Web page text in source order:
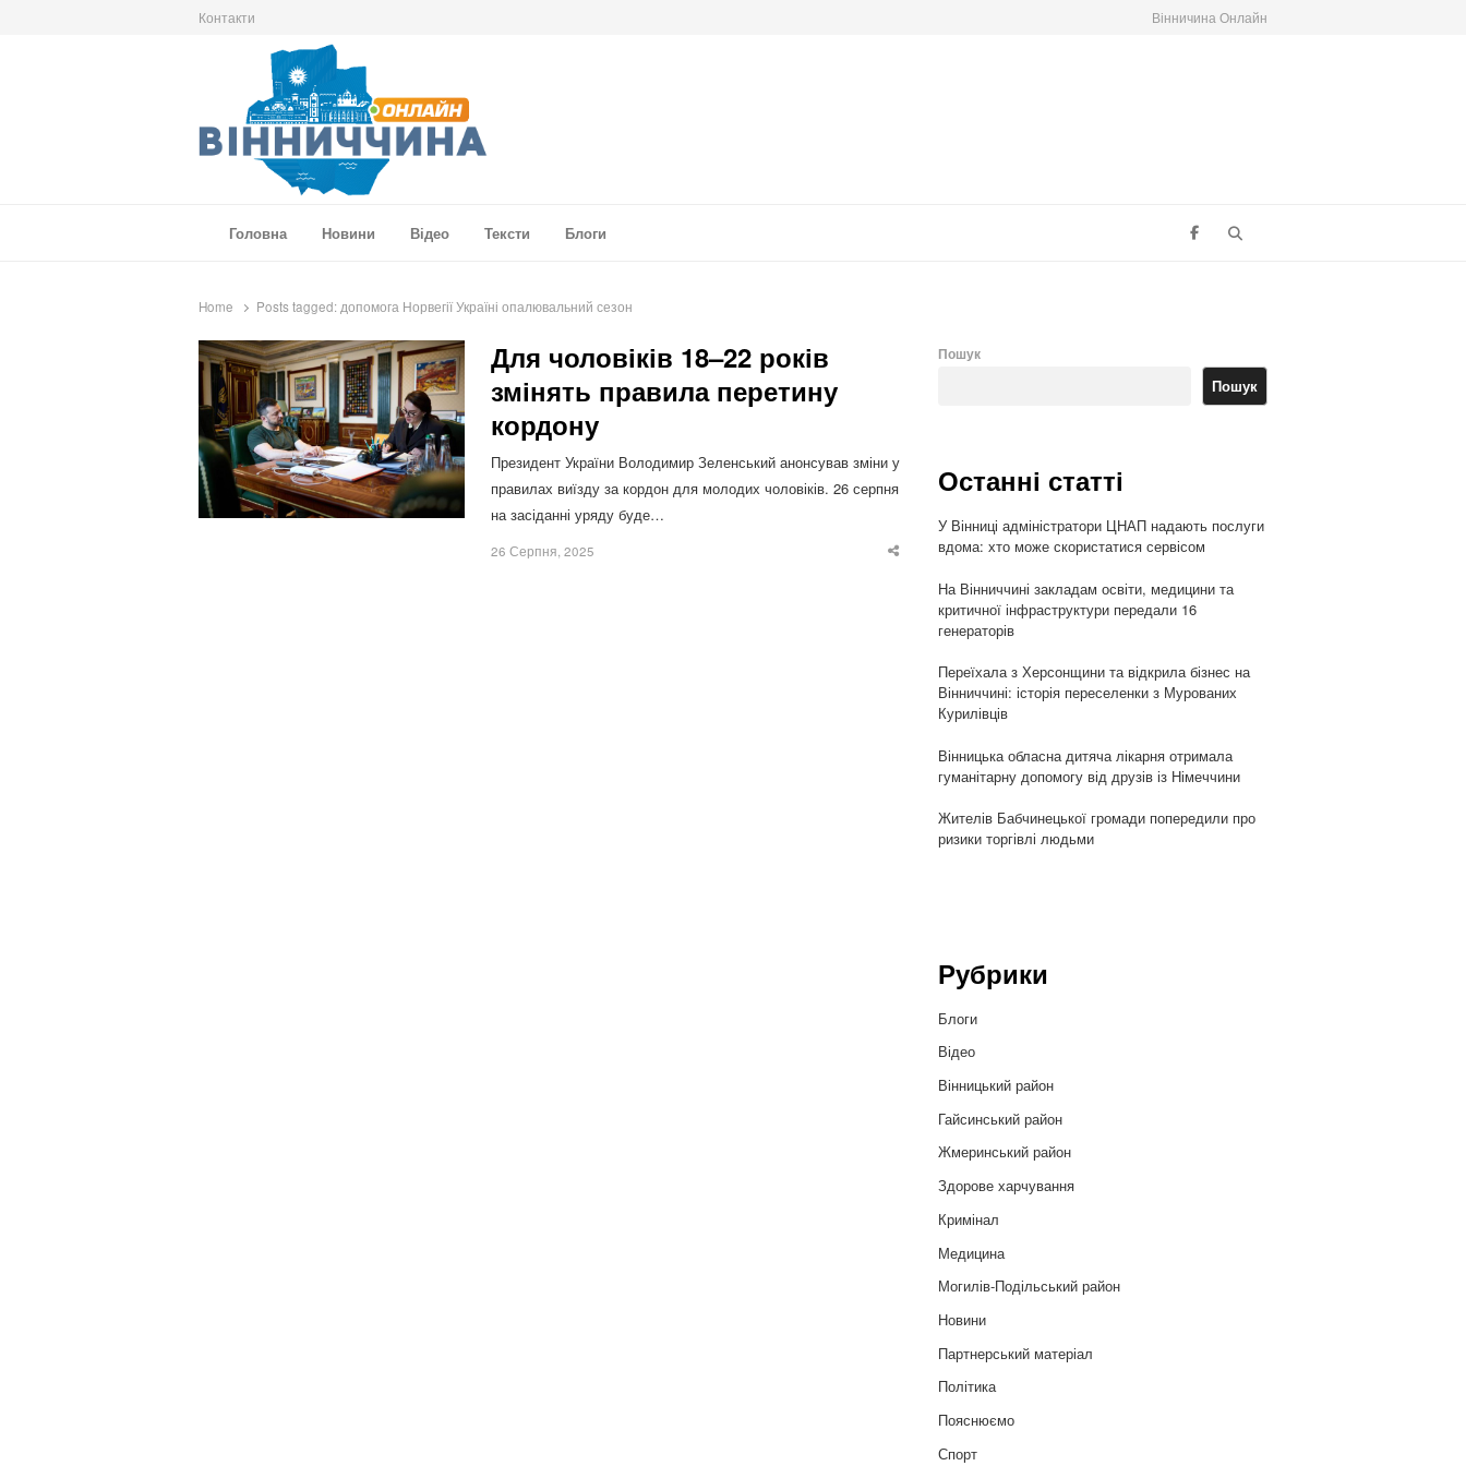
Контакти Вінничина Онлайн
Головна
Новини Відео Тексти Блоги
Home Posts tagged: допомога Норвегії Україні опалювальний сезон
Для чоловіків 18–22 років
змінять правила перетину
кордону
Президент України Володимир Зеленський анонсував зміни у
правилах виїзду за кордон для молодих чоловіків. 26 серпня
на засіданні уряду буде…
26 Серпня, 2025
Share
Пошук
Пошук
Останні статті
У Вінниці адміністратори ЦНАП надають послуги
вдома: хто може скористатися сервісом
На Вінниччині закладам освіти, медицини та
критичної інфраструктури передали 16
генераторів
Переїхала з Херсонщини та відкрила бізнес на
Вінниччині: історія переселенки з Мурованих
Курилівців
Вінницька обласна дитяча лікарня отримала
гуманітарну допомогу від друзів із Німеччини
Жителів Бабчинецької громади попередили про
ризики торгівлі людьми
Рубрики
Блоги
Відео
Вінницький район
Гайсинський район
Жмеринський район
Здорове харчування
Кримінал
Медицина
Могилів-Подільський район
Новини
Партнерський матеріал
Політика
Пояснюємо
Спорт